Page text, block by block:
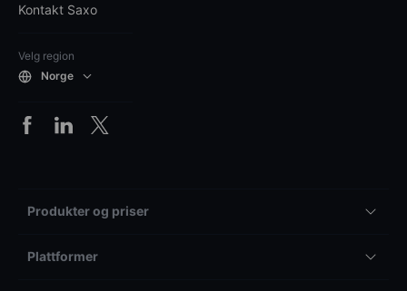
Kontakt Saxo
Velg region
Norge
Produkter og priser
Plattformer